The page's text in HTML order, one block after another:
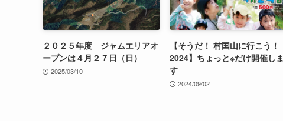
２０２５年度 ジャムエリアオ
ープンは４月２７日（日）
2025/03/10
【そうだ！ 村国山に行こう！
2024】ちょっと※だけ開催しま
す
2024/09/02